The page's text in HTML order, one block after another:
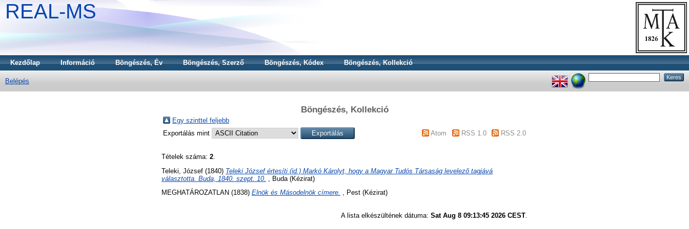
REAL-MS
Kezdőlap Információ Böngészés, Év Böngészés, Szerző Böngészés, Kódex Böngészés, Kollekció
Belépés
Böngészés, Kollekció
Egy szinttel feljebb
Exportálás mint
Atom RSS 1.0 RSS 2.0
Tételek száma: 2
Teleki, József (1840) Teleki József értesíti (id.) Markó Károlyt, hogy a Magyar Tudós Társaság levelező tagjává
választotta. Buda, 1840. szept. 10.
, Buda (Kézirat)
MEGHATÁROZATLAN (1838) Elnök és Másodelnök címere. , Pest (Kézirat)
A lista elkészültének dátuma: Sat Aug 8 09:13:45 2026 CEST.